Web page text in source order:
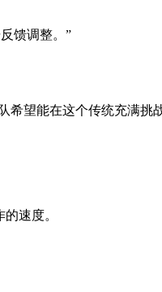
馈调整。”
望能在这个传统充满挑
速度。